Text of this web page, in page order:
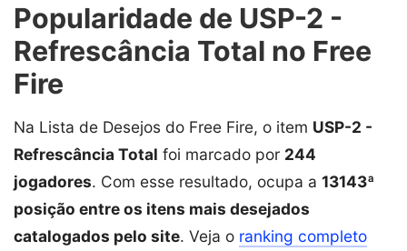
Popularidade de USP-2 -
Refrescância Total no Free
Fire
Na Lista de Desejos do Free Fire, o item USP-2 -
Refrescância Total foi marcado por 244
jogadores. Com esse resultado, ocupa a 13143ª
posição entre os itens mais desejados
catalogados pelo site. Veja o ranking completo